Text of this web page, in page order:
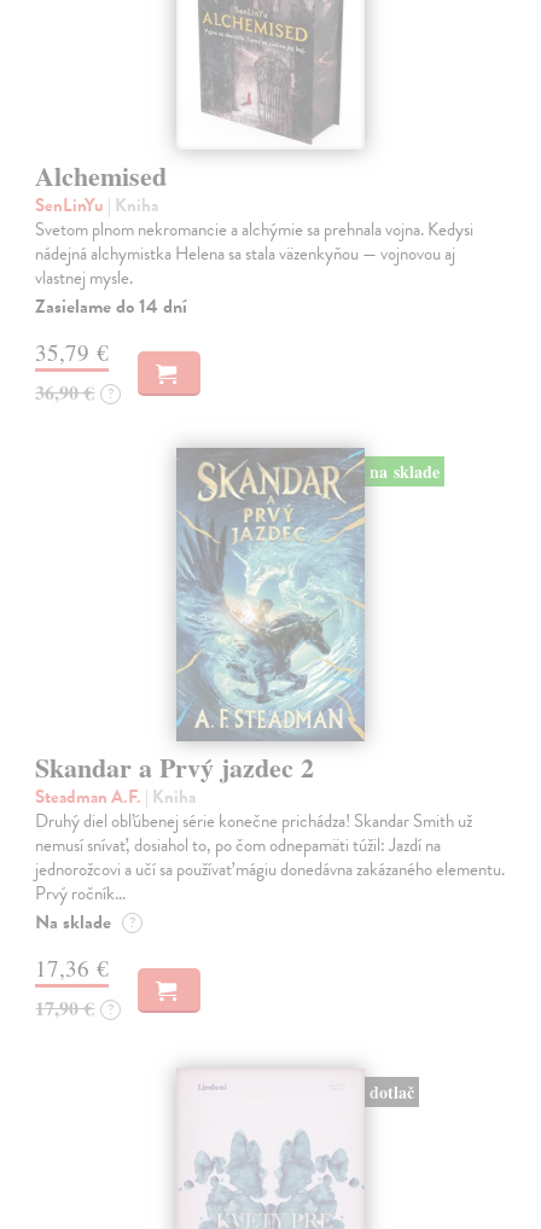
Alchemised
SenLinYu | Kniha
Svetom plnom nekromancie a alchýmie sa prehnala vojna. Kedysi
nádejná alchymistka Helena sa stala väzenkyňou — vojnovou aj
vlastnej mysle.
Zasielame do 14 dní
35,79 €
36,90 € ?
na sklade
Skandar a Prvý jazdec 2
Steadman A.F. | Kniha
Druhý diel obľúbenej série konečne prichádza! Skandar Smith už
nemusí snívať, dosiahol to, po čom odnepamäti túžil: Jazdí na
jednorožcovi a učí sa používať mágiu donedávna zakázaného elementu.
Prvý ročník…
Na sklade ?
17,36 €
17,90 € ?
dotlač